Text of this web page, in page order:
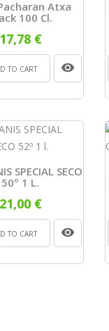
Atxa
100 Cl.
17,78 €
TO CART
SPECIAL SECO
50º 1 L.
21,00 €
TO CART